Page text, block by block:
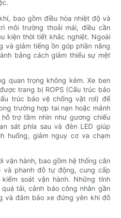
bao gồm điều hòa nhiệt độ và
môi trường thoải mái, điều cần
kiện thời tiết khắc nghiệt. Ngoài
và giảm tiếng ồn góp phần nâng
bằng cách giảm thiểu sự mệt
quan trọng không kém. Xe ben
trang bị ROPS (Cấu trúc bảo
trúc bảo vệ chống vật rơi) để
trường hợp tai nạn hoặc mảnh
trợ tầm nhìn như gương chiếu
sát phía sau và đèn LED giúp
huống, giảm nguy cơ va chạm
vận hành, bao gồm hệ thống cân
và phanh đỗ tự động, cung cấp
soát vận hành. Những tính
tải, cảnh báo công nhân gần
và đảm bảo xe đứng yên khi đỗ